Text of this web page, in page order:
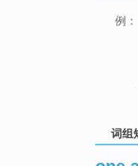
例：
词组